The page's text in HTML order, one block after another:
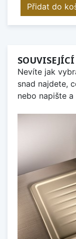
Přidat do
Nevíte jak
snad najdete,
nebo napište